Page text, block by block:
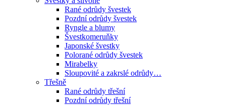
Rané odrůdy švestek
Pozdní odrůdy švestek
Ryngle a blumy
Švestkomeruňky
Japonské švestky
Polorané odrůdy švestek
Mirabelky
Sloupovité a zakrslé odrůdy…
Třešně
Rané odrůdy třešní
Pozdní odrůdy třešní